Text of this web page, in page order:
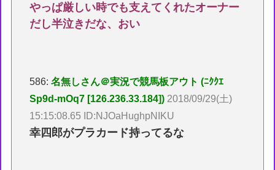
やっぱ厳しい時でも支えてくれたオーナー
だし半泣きだな、おい
586:名無しさん＠実況で競馬板アウト (ﾆｸｸｴ
Sp9d-mOq7 [126.236.33.184]) 2018/09/29(土)
15:15:08.65 ID:NJOaHughpNIKU
幸四郎がプラカード持ってるな